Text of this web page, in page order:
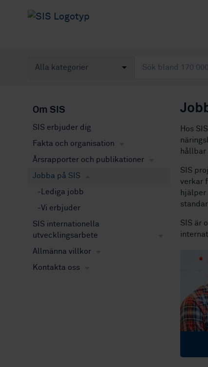
Om SIS
SIS erbjuder dig
Fakta och organisation
Årsrapporter och publikationer
Jobba på SIS
Lediga jobb
Vi erbjuder
SIS internationella
utvecklingsarbete
Allmänna villkor
Kontakta oss
Hos
hållbar
SIS
verkar
hjälper
SIS är